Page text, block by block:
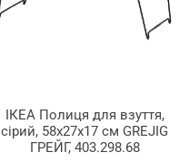
ІКЕА Полиця для взуття,
сірий, 58x27x17 см GREJIG
ГРЕЙГ, 403.298.68